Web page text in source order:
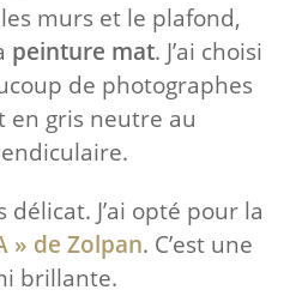
murs et le plafond,
peinture mat. J’ai choisi
de photographes
en gris neutre au
délicat. J’ai opté pour la
» de Zolpan. C’est une
brillante.